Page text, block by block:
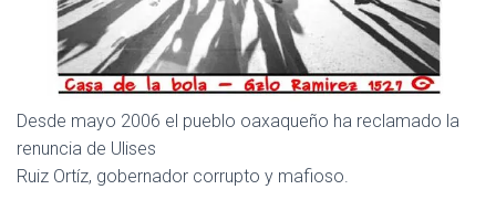
Desde mayo 2006 el pueblo oaxaqueño ha reclamado la
renuncia de Ulises
Ruiz Ortíz, gobernador corrupto y mafioso.